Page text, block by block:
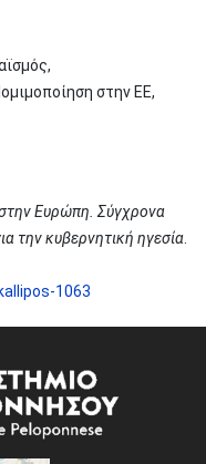
στην ΕΕ,
Ευρώπη. Σύγχρονα
την κυβερνητική ηγεσία
1063